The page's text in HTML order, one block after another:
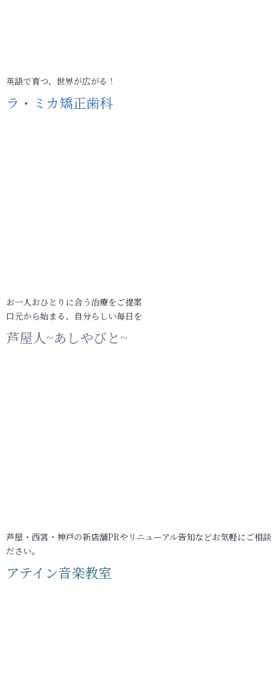
英語で育つ、世界が広がる！
ラ・ミカ矯正歯科
お一人おひとりに合う治療をご提案
口元から始まる、自分らしい毎日を
芦屋人~あしやびと~
芦屋・西宮・神戸の新店舗PRやリニューアル告知などお気軽にご相
ださい。
アテイン音楽教室